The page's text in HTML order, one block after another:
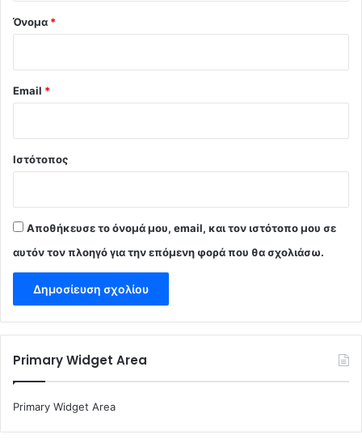
Όνομα *
Email *
Ιστότοπος
Αποθήκευσε το όνομά μου, email, και τον ιστότοπο μου σε
αυτόν τον πλοηγό για την επόμενη φορά που θα σχολιάσω.
Primary Widget Area
Primary Widget Area